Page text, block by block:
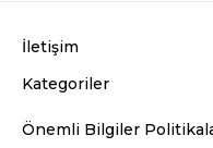
İletişim
Kategoriler
Önemli Bilgiler